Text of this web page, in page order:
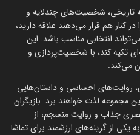
تاریخی، شخصیت‌های چندلایه و
کنار هم قرار می‌دهند علاقه دارید،
انتخابی مناسب باشد. این
تکیه کند، با شخصیت‌پردازی و
می‌کند.
روایت‌های احساسی و داستان‌هایی
مجموعه لذت خواهند برد. بازیگران
جذاب و روایت منسجم، از
یکی از گزینه‌های ارزشمند برای تماشا